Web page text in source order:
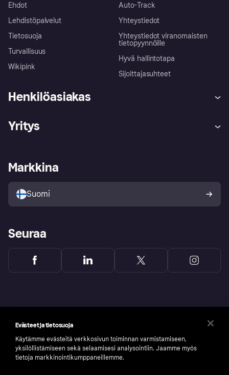
Ehdot
Lehdistöpalvelut
Tietosuoja
Turvallisuus
Wikipink
Auto-Track
Yhteystiedot
Yhteystiedot viranomaisten
tietopyynnöille
Hyvä hallintotapa
Sijoittajasuhteet
Henkilöasiakas
Kirjaudu sisään
Tutustu kauppoihin
Ostajan turva
Yritys
Kirjaudu sisään yrityksenä
Markkina
Suomi
Seuraa
Evästeet ja tietosuoja
Käytämme evästeitä verkkosivun toiminnan varmistamiseen,
yksilöllistämiseen sekä selaamisesi analysointiin. Jaamme myös
tietoja markkinointikumppaneillemme.